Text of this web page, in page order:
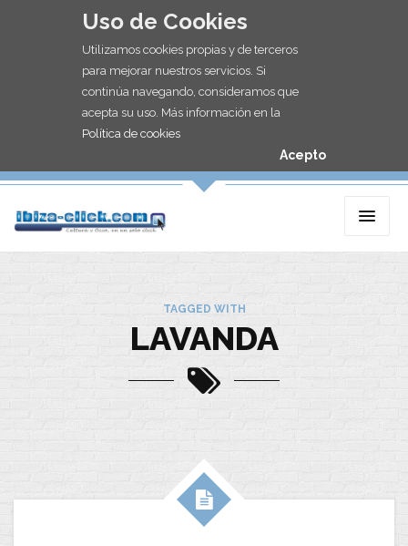
Uso de Cookies
Utilizamos cookies propias y de terceros
para mejorar nuestros servicios. Si
continúa navegando, consideramos que
acepta su uso. Más información en la
Política de cookies
Acepto
TAGGED WITH
LAVANDA